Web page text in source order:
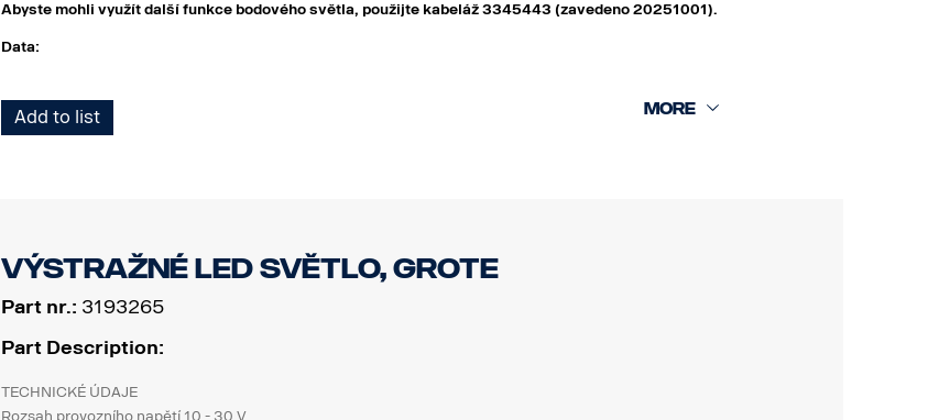
Abyste mohli využít další funkce bodového světla, použijte kabeláž 3345443 (zavedeno 20251001).
Data:
Výška (s držákem): 97 mm
Příkon, záplavové: 70 W
Dosah, záplavové při svítivosti 1 lux: 110 m
Add to list
Výstražné LED světlo, Grote
Part nr.: 3193265
Part Description:
TECHNICKÉ ÚDAJE
Rozsah provozního napětí 10 - 30 V